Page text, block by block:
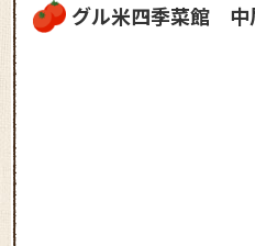
グル米四季菜館 中